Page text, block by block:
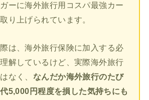
ーに海外旅行用コスパ最強カー
り上げられています。
は、海外旅行保険に加入する必
解しているけど、実際海外旅行
なく、 なんだか海外旅行のたび
5,000円程度を損した気持ちにも